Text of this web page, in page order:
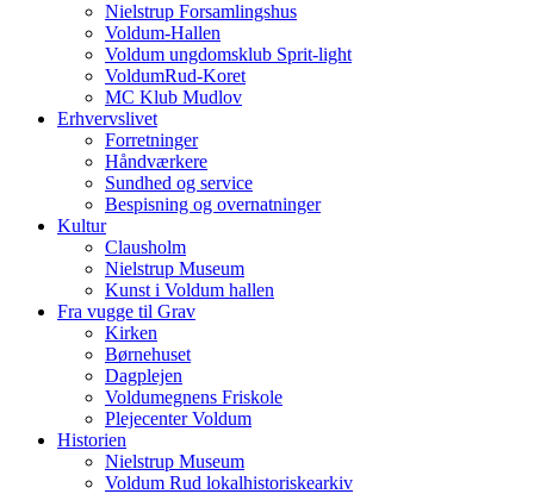
Nielstrup Forsamlingshus
Voldum-Hallen
Voldum ungdomsklub Sprit-light
VoldumRud-Koret
MC Klub Mudlov
Erhvervslivet
Forretninger
Håndværkere
Sundhed og service
Bespisning og overnatninger
Kultur
Clausholm
Nielstrup Museum
Kunst i Voldum hallen
Fra vugge til Grav
Kirken
Børnehuset
Dagplejen
Voldumegnens Friskole
Plejecenter Voldum
Historien
Nielstrup Museum
Voldum Rud lokalhistoriskearkiv